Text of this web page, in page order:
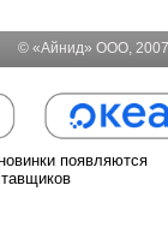
© «Айнид» ООО,
появляются